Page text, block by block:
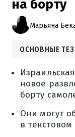
на борту
Марьяна
ОСНОВНЫЕ
новое
борту
Они могут
в